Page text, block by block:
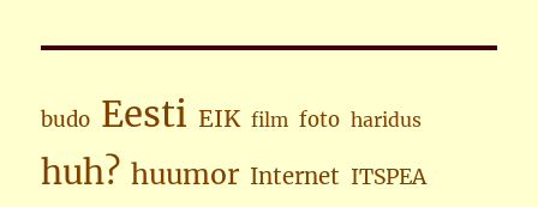
budo Eesti EIK film foto haridus
huh? huumor Internet ITSPEA